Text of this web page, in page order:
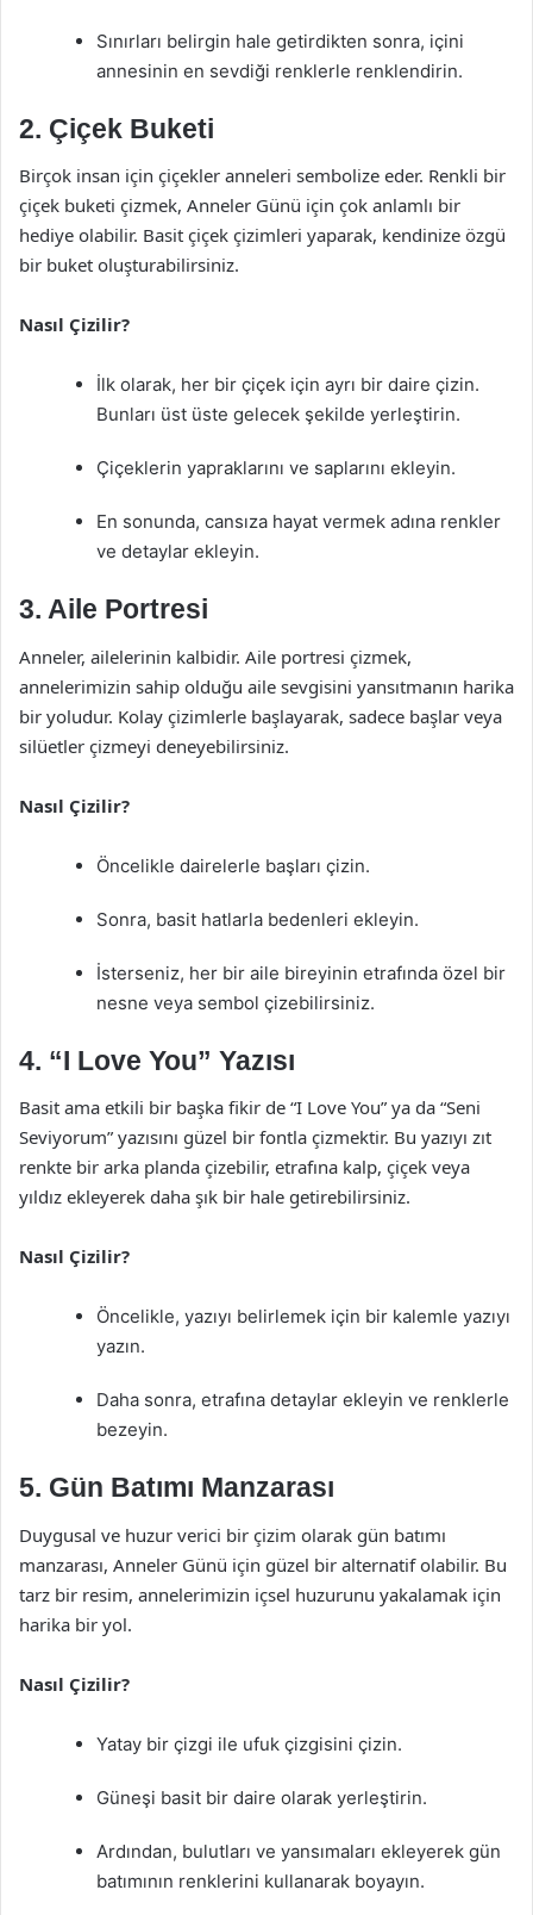
Sınırları belirgin hale getirdikten sonra, içini
annesinin en sevdiği renklerle renklendirin.
2. Çiçek Buketi
Birçok insan için çiçekler anneleri sembolize eder. Renkli bir
çiçek buketi çizmek, Anneler Günü için çok anlamlı bir
hediye olabilir. Basit çiçek çizimleri yaparak, kendinize özgü
bir buket oluşturabilirsiniz.
Nasıl Çizilir?
İlk olarak, her bir çiçek için ayrı bir daire çizin.
Bunları üst üste gelecek şekilde yerleştirin.
Çiçeklerin yapraklarını ve saplarını ekleyin.
En sonunda, cansıza hayat vermek adına renkler
ve detaylar ekleyin.
3. Aile Portresi
Anneler, ailelerinin kalbidir. Aile portresi çizmek,
annelerimizin sahip olduğu aile sevgisini yansıtmanın harika
bir yoludur. Kolay çizimlerle başlayarak, sadece başlar veya
silüetler çizmeyi deneyebilirsiniz.
Nasıl Çizilir?
Öncelikle dairelerle başları çizin.
Sonra, basit hatlarla bedenleri ekleyin.
İsterseniz, her bir aile bireyinin etrafında özel bir
nesne veya sembol çizebilirsiniz.
4. “I Love You” Yazısı
Basit ama etkili bir başka fikir de “I Love You” ya da “Seni
Seviyorum” yazısını güzel bir fontla çizmektir. Bu yazıyı zıt
renkte bir arka planda çizebilir, etrafına kalp, çiçek veya
yıldız ekleyerek daha şık bir hale getirebilirsiniz.
Nasıl Çizilir?
Öncelikle, yazıyı belirlemek için bir kalemle yazıyı
yazın.
Daha sonra, etrafına detaylar ekleyin ve renklerle
bezeyin.
5. Gün Batımı Manzarası
Duygusal ve huzur verici bir çizim olarak gün batımı
manzarası, Anneler Günü için güzel bir alternatif olabilir. Bu
tarz bir resim, annelerimizin içsel huzurunu yakalamak için
harika bir yol.
Nasıl Çizilir?
Yatay bir çizgi ile ufuk çizgisini çizin.
Güneşi basit bir daire olarak yerleştirin.
Ardından, bulutları ve yansımaları ekleyerek gün
batımının renklerini kullanarak boyayın.